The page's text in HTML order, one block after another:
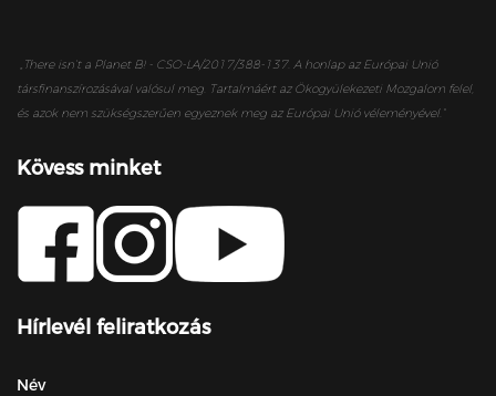
„ There isn’t a Planet B! - CSO-LA/2017/388-137. A honlap az Európai Unió
társfinanszírozásával valósul meg. Tartalmáért az Ökogyülekezeti Mozgalom felel,
és azok nem szükségszerűen egyeznek meg az Európai Unió véleményével.”
Kövess minket
Hírlevél feliratkozás
Név